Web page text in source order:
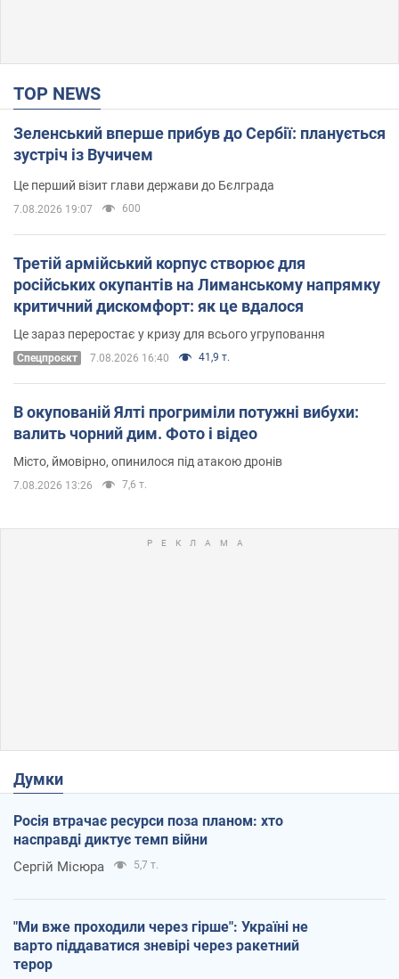
TOP NEWS
Зеленський вперше прибув до Сербії: планується
зустріч із Вучичем
Це перший візит глави держави до Бєлграда
7.08.2026 19:07 600
Третій армійський корпус створює для
російських окупантів на Лиманському напрямку
критичний дискомфорт: як це вдалося
Це зараз переростає у кризу для всього угруповання
Cпецпроєкт 7.08.2026 16:40 41,9 т.
В окупованій Ялті прогриміли потужні вибухи:
валить чорний дим. Фото і відео
Місто, ймовірно, опинилося під атакою дронів
7.08.2026 13:26 7,6 т.
Думки
Росія втрачає ресурси поза планом: хто
насправді диктує темп війни
Сергій Місюра 5,7 т.
"Ми вже проходили через гірше": Україні не
варто піддаватися зневірі через ракетний
терор